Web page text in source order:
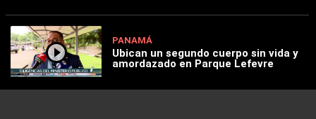
PANAMÁ
Ubican un segundo cuerpo sin vida y
amordazado en Parque Lefevre